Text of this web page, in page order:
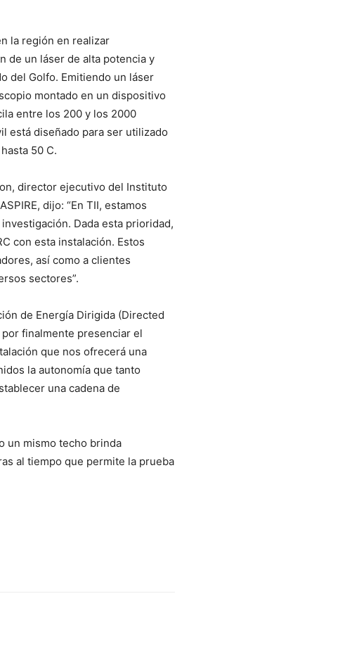
la región en realizar
de un láser de alta potencia y
del Golfo. Emitiendo un láser
montado en un dispositivo
entre los 200 y los 2000
está diseñado para ser utilizado
50 C.
director ejecutivo del Instituto
dijo: “En TII, estamos
Dada esta prioridad,
con esta instalación. Estos
así como a clientes
sectores”.
de Energía Dirigida (Directed
por finalmente presenciar el
que nos ofrecerá una
la autonomía que tanto
una cadena de
un mismo techo brinda
al tiempo que permite la prueba